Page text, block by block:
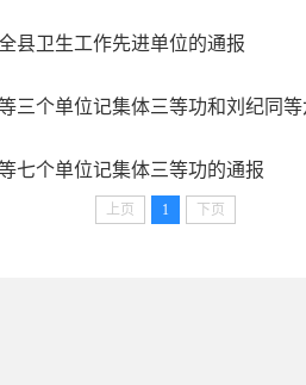
县卫生工作先进单位的通报
三个单位记集体三等功和刘纪同
七个单位记集体三等功的通报
上页 1 下页